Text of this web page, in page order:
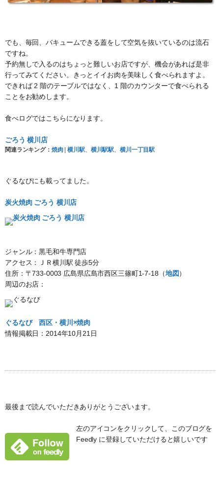
でも、毎回、バキュームできる蓋をして空気を抜いているのは流石
ですね。
予約無しで入るのはちょっと難しいお店ですが、機会があれば是非
行ってみてください。きっとイイお肉を美味しく食べられますよ。
できれば 2 階のテーブルではなく、1 階のカウンターで食べられる
ことをお勧めします。
食べログではこちらになります。
ごろう 横川店
関連ランキング： 焼肉|横川駅、 横川駅駅 、横川一丁目駅
ぐるなびにも載ってました。
炭火焼肉 ごろう 横川店
ジャンル：黒毛和牛専門店
アクセス：ＪＲ横川駅 徒歩5分
住所：〒733-0003 広島県広島市西区三篠町1-7-18（地図）
周辺のお店：
ぐるなび
西区・横川×焼肉
情報掲載日：2014年10月21日
最後まで読んでいただきありがとうございます。
左のアイコンをクリックして、このブログを
Feedly に登録していただけると嬉しいです